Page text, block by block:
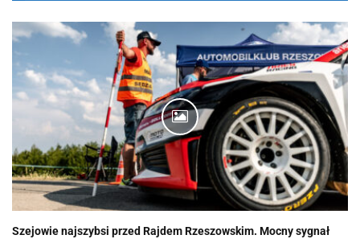
Szejowie najszybsi przed Rajdem Rzeszowskim. Mocny sygnał